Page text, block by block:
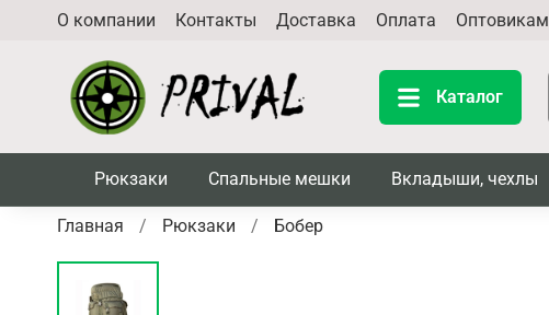
О компании Контакты Доставка Оплата Оптовикам
Каталог
Рюкзаки Спальные мешки Вкладыши, чехлы
Главная Рюкзаки Бобер